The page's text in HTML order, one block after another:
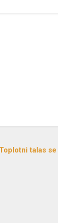
Toplotni talas